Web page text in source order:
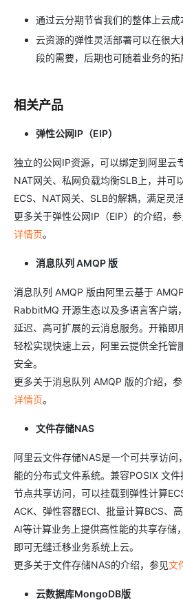
通过云分期节省我们的整体上云成
云资源的弹性灵活部署可以在很
段的需要，后期也可随着业务的拓
相关产品
弹性公网IP（EIP）
独立的公网IP资源，可以绑定到阿里云
NAT网关、私网负载均衡SLB上，并可
ECS、NAT网关、SLB的解耦，满足灵
更多关于弹性公网IP（EIP）的介绍，参
详情页。
消息队列 AMQP 版
消息队列 AMQP 版由阿里云基于
RabbitMQ 开源生态以及多语言客户端
延迟、高可扩展的云消息服务。开箱即
轻松实现快速上云，阿里云提供全托管
安全。
更多关于消息队列 AMQP 版的介绍，
详情页。
文件存储NAS
阿里云文件存储NAS是一个可共享访问
能的分布式文件系统。兼容POSIX 文
节点共享访问，可以挂载到弹性计算
ACK、弹性容器ECI、批量计算BCS、
AI等计算业务上提供高性能的共享存储
即可无缝迁移业务系统上云。
更多关于文件存储NAS的介绍，参见文
云数据库MongoDB版